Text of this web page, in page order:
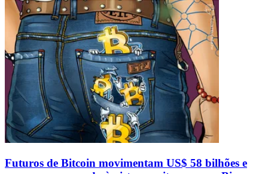
Futuros de Bitcoin movimentam US$ 58 bilhões e